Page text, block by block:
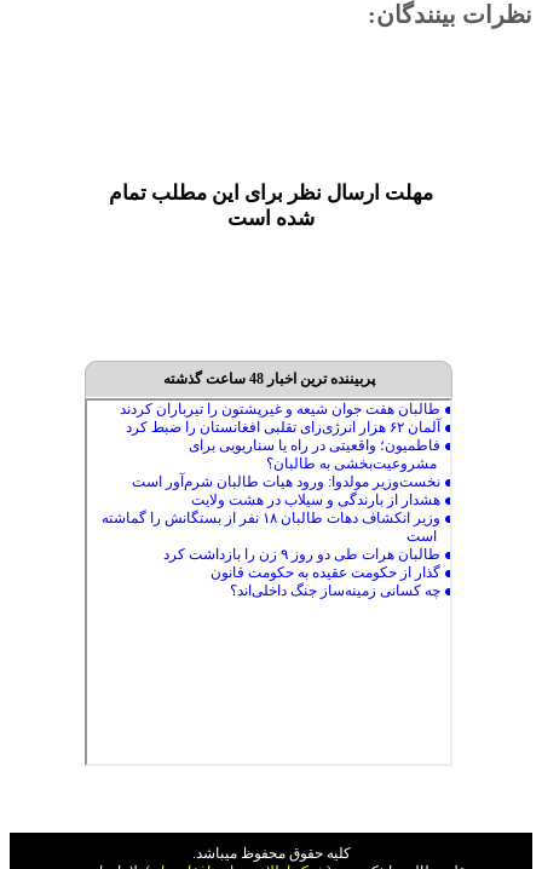
نظرات بینندگان:
مهلت ارسال نظر برای این مطلب تمام
شده است
پربیننده ترین اخبار 48 ساعت گذشته
کليه حقوق محفوظ ميباشد.